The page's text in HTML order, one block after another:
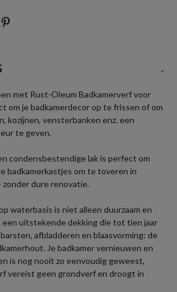
-
met Rust-Oleum Badkamerverf voor
om je badkamerdecor op te frissen of om
kozijnen, vensterbanken enz. een
te geven.
condensbestendige lak is perfect om
badkamerkastjes om te toveren in
dure renovatie.
waterbasis is niet alleen duurzaam en
een uitstekende dekking die tot tien jaar
afbladderen en blaasvorming: de
Je badkamer vernieuwen en
is nog nooit zo eenvoudig geweest,
vereist geen grondverf en droogt in